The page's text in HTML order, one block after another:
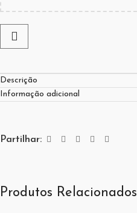
Descrição
Informação adicional
Partilhar:
Produtos Relacionados